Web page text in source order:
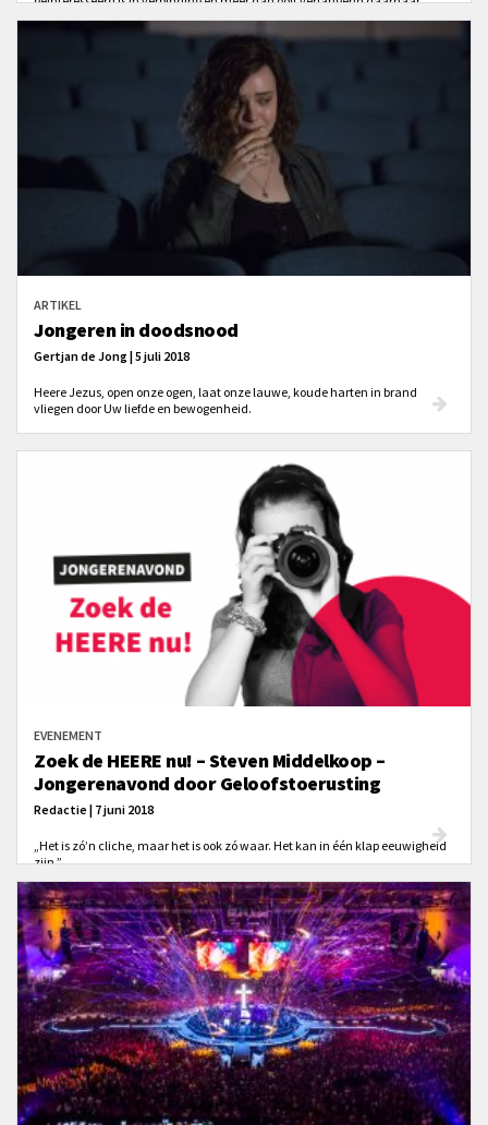
maar zijn ze niet bereid om de prijs te betalen.
ARTIKEL
Jongeren in doodsnood
Gertjan de Jong | 5 juli 2018
Heere Jezus, open onze ogen, laat onze lauwe, koude harten in brand
vliegen door Uw liefde en bewogenheid.
EVENEMENT
Zoek de HEERE nu! – Steven Middelkoop –
Jongerenavond door Geloofstoerusting
Redactie | 7 juni 2018
„Het is zó’n cliche, maar het is ook zó waar. Het kan in één klap eeuwigheid
zijn.”